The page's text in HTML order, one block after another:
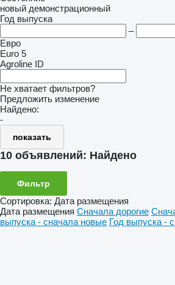
новый демонстрационный
Год выпуска
–
Евро
Euro 5
Agroline ID
Не хватает фильтров?
Предложить изменение
Найдено:
-
показать
10 объявлений: Найдено
Фильтр
Сортировка: Дата размещения
Дата размещения Сначала дорогие
выпуска - сначала новые Год выпуска -